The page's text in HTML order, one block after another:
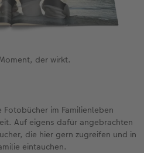
der wirkt.
im Familienleben
Auf eigens dafür angebrachten
die hier gern zugreifen und in
eintauchen.